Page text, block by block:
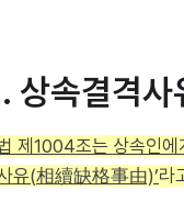
상속결격
제1004조는 상속인에
유(相續缺格事由)’라